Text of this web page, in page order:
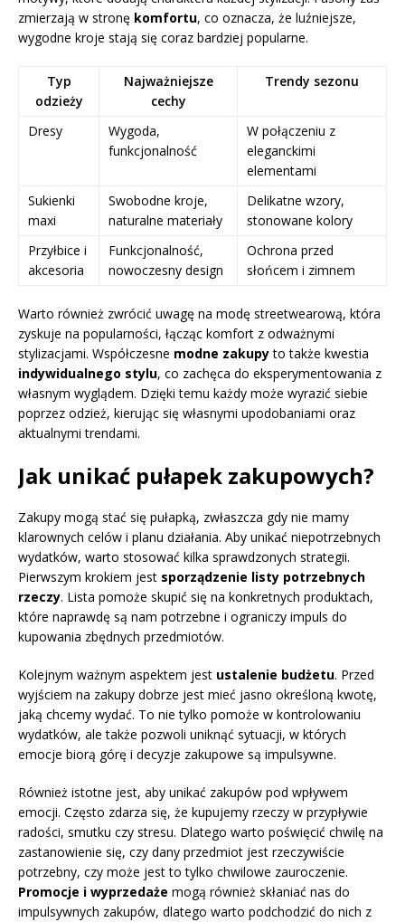
zmierzają w stronę komfortu, co oznacza, że luźniejsze,
wygodne kroje stają się coraz bardziej popularne.
Typ
odzieży
Najważniejsze
cechy
Trendy sezonu
Dresy
Wygoda,
funkcjonalność
W połączeniu z
eleganckimi
elementami
Sukienki
maxi
Swobodne kroje,
naturalne materiały
Delikatne wzory,
stonowane kolory
Przyłbice i
akcesoria
Funkcjonalność,
nowoczesny design
Ochrona przed
słońcem i zimnem
Warto również zwrócić uwagę na modę streetwearową, która
zyskuje na popularności, łącząc komfort z odważnymi
stylizacjami. Współczesne modne zakupyto także kwestia
indywidualnego stylu, co zachęca do eksperymentowania z
własnym wyglądem. Dzięki temu każdy może wyrazić siebie
poprzez odzież, kierując się własnymi upodobaniami oraz
aktualnymi trendami.
Jak unikać pułapek zakupowych?
Zakupy mogą stać się pułapką, zwłaszcza gdy nie mamy
klarownych celów i planu działania. Aby unikać niepotrzebnych
wydatków, warto stosować kilka sprawdzonych strategii.
Pierwszym krokiem jest sporządzenie listy potrzebnych
rzeczy. Lista pomoże skupić się na konkretnych produktach,
które naprawdę są nam potrzebne i ograniczy impuls do
kupowania zbędnych przedmiotów.
Kolejnym ważnym aspektem jest ustalenie budżetu. Przed
wyjściem na zakupy dobrze jest mieć jasno określoną kwotę,
jaką chcemy wydać. To nie tylko pomoże w kontrolowaniu
wydatków, ale także pozwoli uniknąć sytuacji, w których
emocje biorą górę i decyzje zakupowe są impulsywne.
Również istotne jest, aby unikać zakupów pod wpływem
emocji. Często zdarza się, że kupujemy rzeczy w przypływie
radości, smutku czy stresu. Dlatego warto poświęcić chwilę na
zastanowienie się, czy dany przedmiot jest rzeczywiście
potrzebny, czy może jest to tylko chwilowe zauroczenie.
Promocje i wyprzedaże mogą również skłaniać nas do
impulsywnych zakupów, dlatego warto podchodzić do nich z